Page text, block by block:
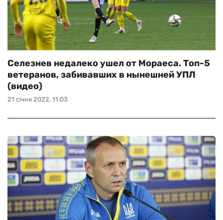
21 січня 2022, 11:03
Селезнев недалеко ушел от Мораеса. Топ-5
ветеранов, забивавших в нынешней УПЛ
(видео)